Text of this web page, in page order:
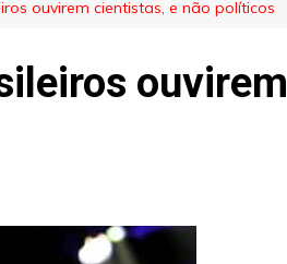
ouvirem cientistas, e não políticos
ouvirem